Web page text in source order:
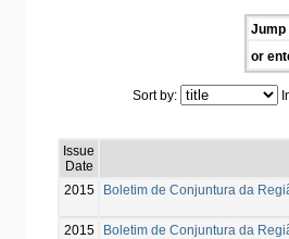
Jump
or
Sort by:
Issue
Date
2015
Boletim de Conjuntura da
2015 Boletim de Conjuntura da